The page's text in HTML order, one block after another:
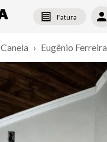
Fatura
Canela › Eugênio Ferreira